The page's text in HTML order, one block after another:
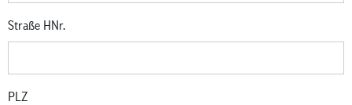
Straße HNr.
PLZ